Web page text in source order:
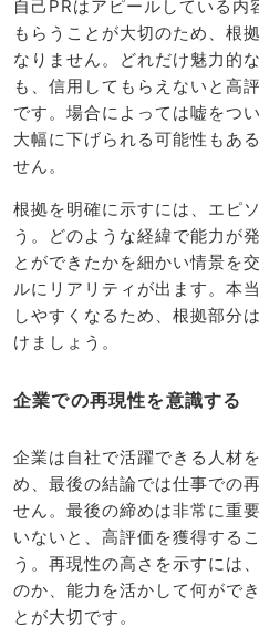
自己PRはアピールしている内
もらうことが大切のため、根
なりません。どれだけ魅力的
も、信用してもらえないと高
です。場合によっては嘘をつ
大幅に下げられる可能性もあ
せん。
根拠を明確に示すには、エピ
う。どのような経緯で能力が
とができたかを細かい情景を
ルにリアリティが出ます。本
しやすくなるため、根拠部分
けましょう。
企業での再現性を意識する
企業は自社で活躍できる人材
め、最後の結論では仕事での
せん。最後の締めは非常に重
いないと、高評価を獲得する
う。再現性の高さを示すには
のか、能力を活かして何がで
とが大切です。